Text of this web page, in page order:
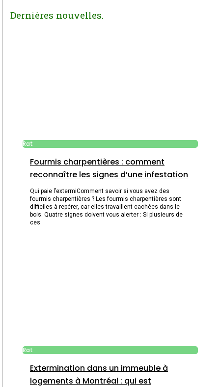
Dernières nouvelles.
Rat
Fourmis charpentières : comment
reconnaître les signes d’une infestation
Qui paie l’extermiComment savoir si vous avez des
fourmis charpentières ? Les fourmis charpentières sont
difficiles à repérer, car elles travaillent cachées dans le
bois. Quatre signes doivent vous alerter : Si plusieurs de
ces
Rat
Extermination dans un immeuble à
logements à Montréal : qui est